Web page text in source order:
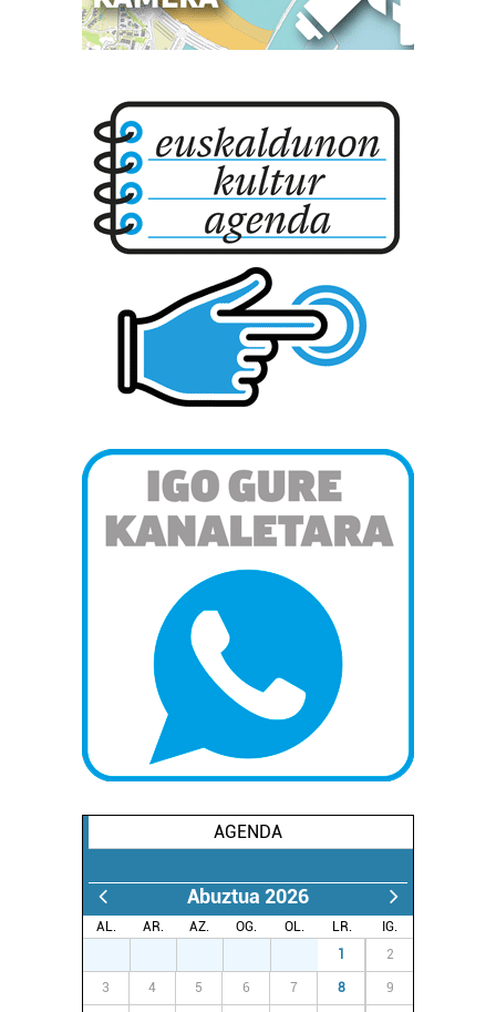
AGENDA
Abuztua 2026
AL. AR. AZ. OG. OL. LR.
IG.
1 2
3 4 5 6 7 8 9